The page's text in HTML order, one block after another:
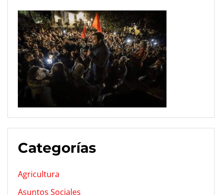
Categorías
Agricultura
Asuntos Sociales